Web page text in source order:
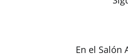
En el Salón